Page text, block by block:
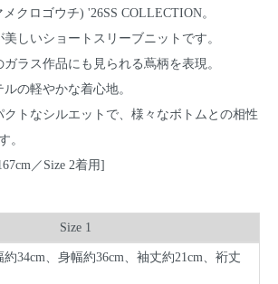
クロゴウチ) '26SS COLLECTION。
しいショートスリーブニットです。
ラス作品にも見られる蔦柄を表現。
の軽やかな着心地。
クトなシルエットで、様々なボトムとの相性
。
／Size 2着用]
Size 1
34cm、身幅約36cm、袖丈約21cm、裄丈